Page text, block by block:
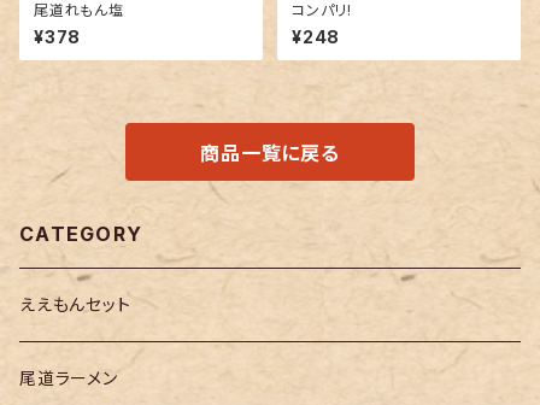
尾道れもん塩
¥378
コンパリ!
¥248
商品一覧に戻る
CATEGORY
ええもんセット
尾道ラーメン